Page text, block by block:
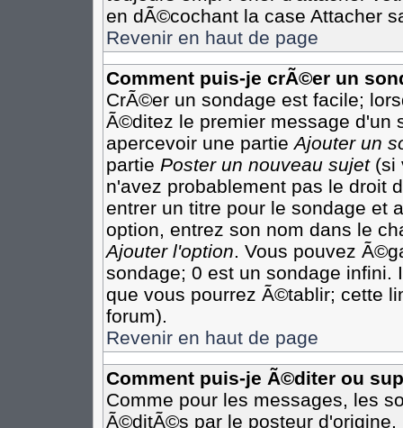
en dÃ©cochant la case Attacher
Revenir en haut de page
Comment puis-je crÃ©er un
CrÃ©er un sondage est facile;
Ã©ditez le premier message d'un
apercevoir une partieAjouter un
partie Poster un nouveau sujet(si
n'avez probablement pas le droit
entrer un titre pour le sondage et
option, entrez son nom dans le
Ajouter l'option. Vous pouvez
sondage; 0 est un sondage infini.
que vous pourrez Ã©tablir; cette
forum).
Revenir en haut de page
Comment puis-je Ã©diter ou
Comme pour les messages, les
Ã©ditÃ©s par le posteur